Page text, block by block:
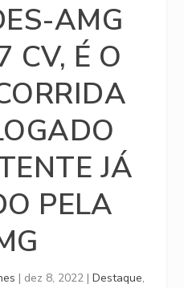
AMG
CV, É O
JÁ
PELA
| dez 8, 2022| Destaque,